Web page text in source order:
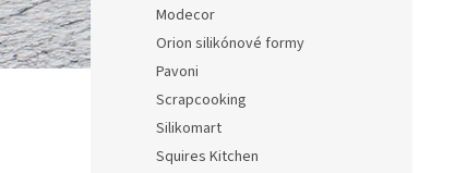
Modecor
Orion silikónové formy
Pavoni
Scrapcooking
Silikomart
Squires Kitchen